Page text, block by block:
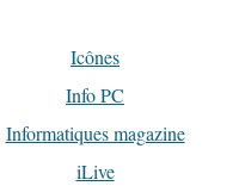
Icônes
Info PC
Informatiques magazine
iLive